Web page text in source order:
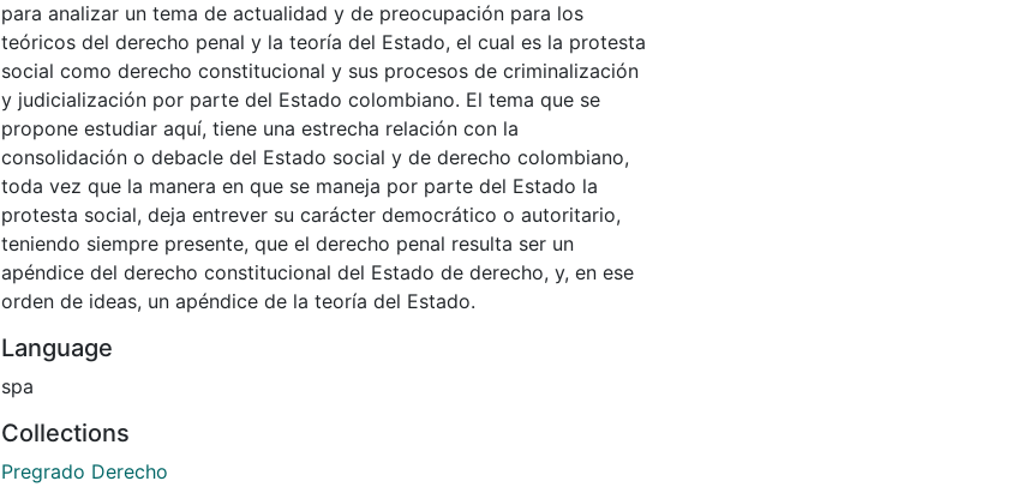
para analizar un tema de actualidad y de preocupación para los
teóricos del derecho penal y la teoría del Estado, el cual es la protesta
social como derecho constitucional y sus procesos de criminalización
y judicialización por parte del Estado colombiano. El tema que se
propone estudiar aquí, tiene una estrecha relación con la
consolidación o debacle del Estado social y de derecho colombiano,
toda vez que la manera en que se maneja por parte del Estado la
protesta social, deja entrever su carácter democrático o autoritario,
teniendo siempre presente, que el derecho penal resulta ser un
apéndice del derecho constitucional del Estado de derecho, y, en ese
orden de ideas, un apéndice de la teoría del Estado.
Language
spa
Collections
Pregrado Derecho